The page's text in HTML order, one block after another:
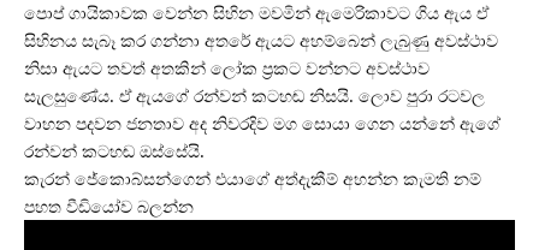
පොප් ගායිකාවක වෙන්න සිහින මවමින් ඇමෙරිකාවට ගිය ඇය ඒ
සිහිනය සැබෑ කර ගන්නා අතරේ ඇයට අහම්බෙන් ලැබුණු අවස්ථාව
නිසා ඇයට තවත් අතකින් ලෝක ප්‍රකට වන්නට අවස්ථාව
සැලසුණේය. ඒ ඇයගේ රන්වන් කටහඬ නිසයි. ලොව පුරා රටවල
වාහන පදවන ජනතාව අද නිවරදිව මග සොයා ගෙන යන්නේ ඇගේ
රන්වන් කටහඬ ඔස්සේයි.
කැරන් ජේකොබ්සන්ගෙන් එයාගේ අත්දැකීම් අහන්න කැමති නම්
පහත වීඩියෝව බලන්න